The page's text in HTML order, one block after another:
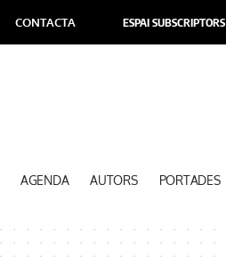
CONTACTA ESPAI SUBSCRIPTORS
AGENDA AUTORS PORTADES